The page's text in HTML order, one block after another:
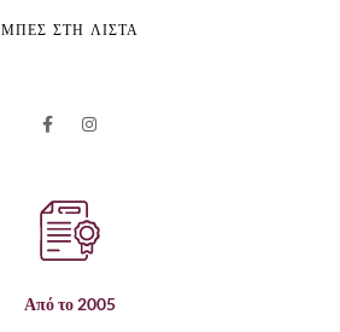
ΜΠΕΣ ΣΤΗ ΛΙΣΤΑ
Από το 2005